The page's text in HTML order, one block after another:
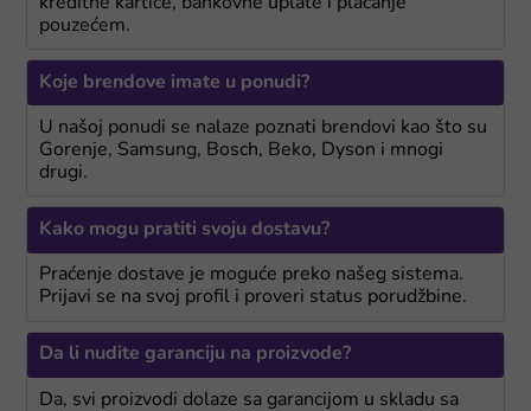
pouzećem.
Koje brendove imate u ponudi?
U našoj ponudi se nalaze poznati brendovi kao što su
Gorenje, Samsung, Bosch, Beko, Dyson i mnogi
drugi.
Kako mogu pratiti svoju dostavu?
Praćenje dostave je moguće preko našeg sistema.
Prijavi se na svoj profil i proveri status porudžbine.
Da li nudite garanciju na proizvode?
Da, svi proizvodi dolaze sa garancijom u skladu sa